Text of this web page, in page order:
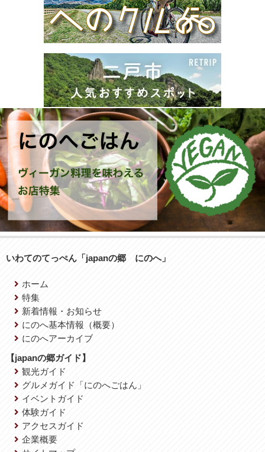
いわてのてっぺん「japanの郷 にのへ」
ホーム
特集
新着情報・お知らせ
にのへ基本情報（概要）
にのへアーカイブ
【japanの郷ガイド】
観光ガイド
グルメガイド「にのへごはん」
イベントガイド
体験ガイド
アクセスガイド
企業概要